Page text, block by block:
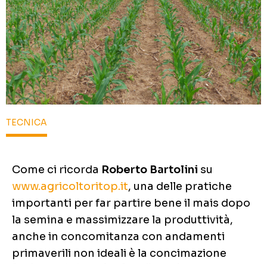
TECNICA
Come ci ricorda Roberto Bartolini su
www.agricoltoritop.it, una delle pratiche
importanti per far partire bene il mais dopo
la semina e massimizzare la produttività,
anche in concomitanza con andamenti
primaverili non ideali è la concimazione